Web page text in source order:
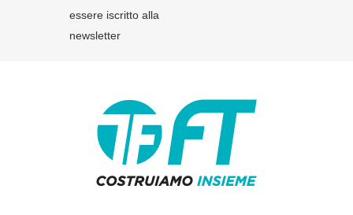
essere iscritto alla
newsletter